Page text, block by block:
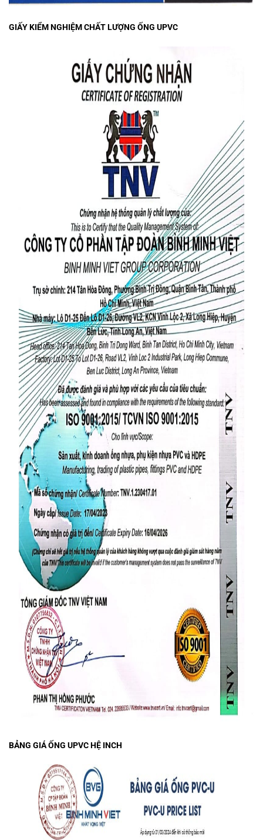
GIẤY KIỂM NGHIỆM CHẤT LƯỢNG ỐNG UPVC
BẢNG GIÁ ỐNG UPVC HỆ INCH